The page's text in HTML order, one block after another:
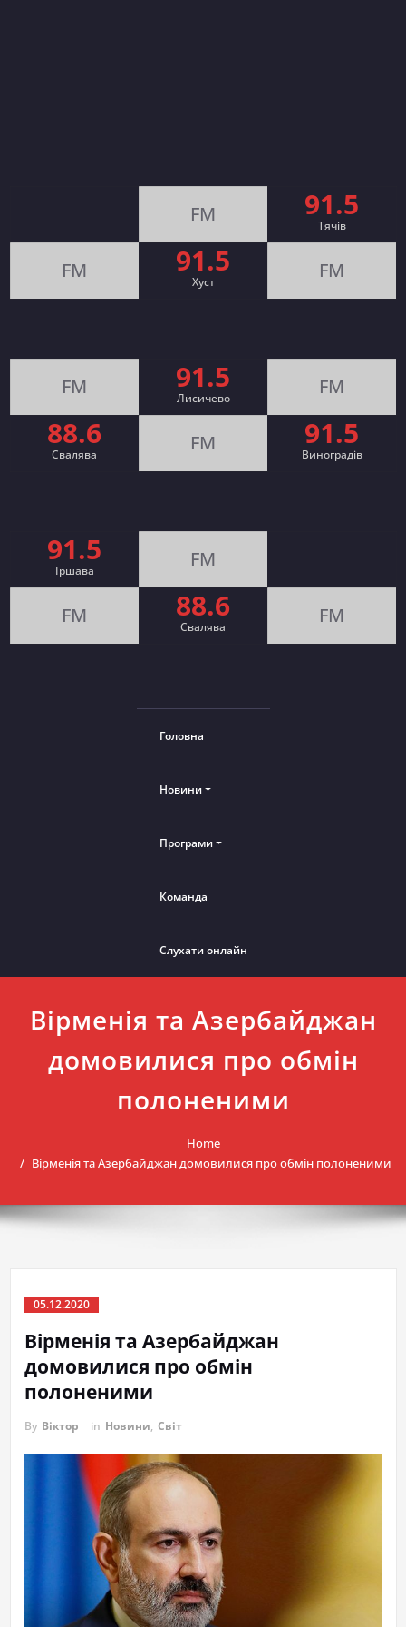
FM 91.5
Тячів
FM 91.5
Хуст FM
FM 91.5
Лисичево FM
88.6
Свалява FM 91.5
Виноградів
91.5
Іршава FM
FM 88.6
Cвалява FM
Головна
Новини
Програми
Команда
Слухати онлайн
Вірменія та Азербайджан
домовилися про обмін
полоненими
Home
Вірменія та Азербайджан домовилися про обмін полоненими
05.12.2020
Вірменія та Азербайджан
домовилися про обмін
полоненими
By Віктор in Новини, Світ